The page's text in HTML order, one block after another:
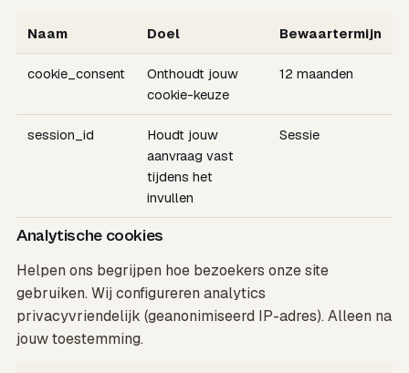
Naam Doel Bewaartermijn
cookie_consent
Onthoudt jouw
cookie-keuze
12 maanden
session_id
Houdt jouw
aanvraag vast
tijdens het
invullen
Sessie
Analytische cookies
Helpen ons begrijpen hoe bezoekers onze site
gebruiken. Wij configureren analytics
privacyvriendelijk (geanonimiseerd IP-adres). Alleen na
jouw toestemming.